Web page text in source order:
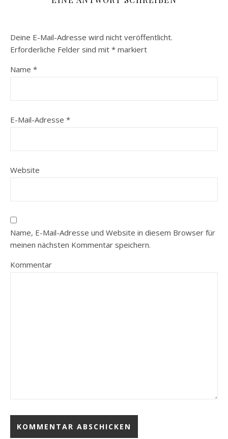
Deine E-Mail-Adresse wird nicht veröffentlicht.
Erforderliche Felder sind mit * markiert
Name *
E-Mail-Adresse *
Website
Name, E-Mail-Adresse und Website in diesem Browser für
meinen nächsten Kommentar speichern.
Kommentar